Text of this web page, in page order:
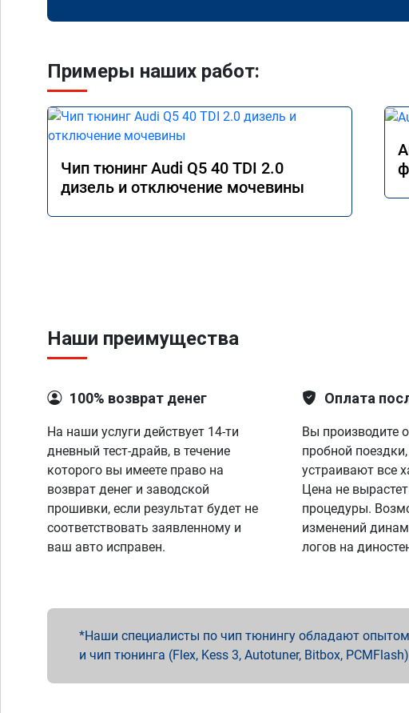
Примеры наших работ:
Чип тюнинг Audi Q5 40 TDI 2.0
дизель и отключение мочевины
Наши преимущества
100% возврат денег
На наши услуги действует 14-ти
дневный тест-драйв, в течение
которого вы имеете право на
возврат денег и заводской
прошивки, если результат будет не
соответствовать заявленному и
ваш авто исправен.
Оплата
Вы производите
пробной
устраивают все
Цена не
процедуры.
изменений
логов на
Наши специалисты по чип тюнингу обладают
и чип тюнинга (Flex, Kess 3, Autotuner, Bitbox,